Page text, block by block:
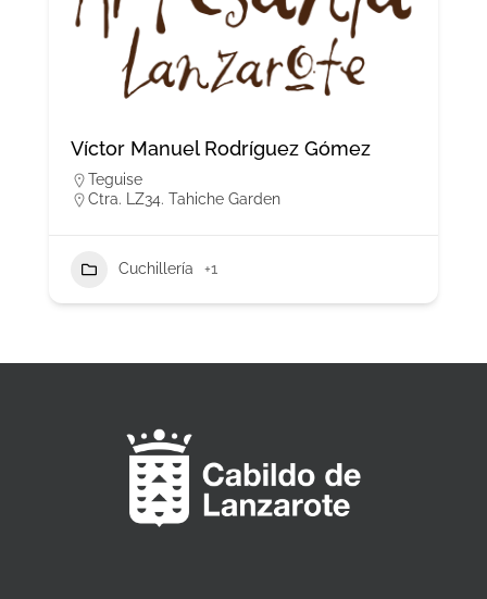
Víctor Manuel Rodríguez Gómez
Teguise
Ctra. LZ34. Tahiche Garden
Cuchillería +1